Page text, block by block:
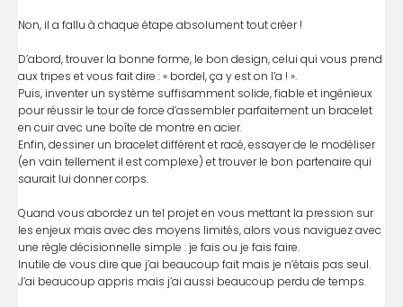
Non, il a fallu à chaque étape absolument tout créer !
D’abord, trouver la bonne forme, le bon design, celui qui vous prend
aux tripes et vous fait dire : « bordel, ça y est on l’a ! ».
Puis, inventer un système suffisamment solide, fiable et ingénieux
pour réussir le tour de force d’assembler parfaitement un bracelet
en cuir avec une boîte de montre en acier.
Enfin, dessiner un bracelet différent et racé, essayer de le modéliser
(en vain tellement il est complexe) et trouver le bon partenaire qui
saurait lui donner corps.
Quand vous abordez un tel projet en vous mettant la pression sur
les enjeux mais avec des moyens limités, alors vous naviguez avec
une règle décisionnelle simple : je fais ou je fais faire.
Inutile de vous dire que j’ai beaucoup fait mais je n’étais pas seul.
J’ai beaucoup appris mais j’ai aussi beaucoup perdu de temps.